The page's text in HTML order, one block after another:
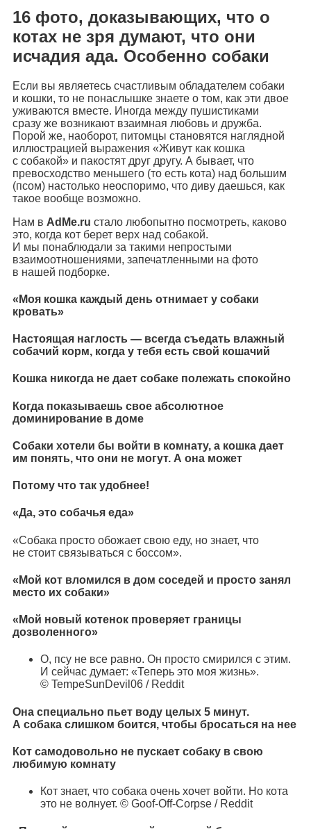
16 фото, доказывающих, что о
котах не зря думают, что они
исчадия ада. Особенно собаки
Если вы являетесь счастливым обладателем собаки
и кошки, то не понаслышке знаете о том, как эти двое
уживаются вместе. Иногда между пушистиками
сразу же возникают взаимная любовь и дружба.
Порой же, наоборот, питомцы становятся наглядной
иллюстрацией выражения «Живут как кошка
с собакой» и пакостят друг другу. А бывает, что
превосходство меньшего (то есть кота) над большим
(псом) настолько неоспоримо, что диву даешься, как
такое вообще возможно.
Нам в AdMe.ru стало любопытно посмотреть, каково
это, когда кот берет верх над собакой.
И мы понаблюдали за такими непростыми
взаимоотношениями, запечатленными на фото
в нашей подборке.
«Моя кошка каждый день отнимает у собаки
кровать»
Настоящая наглость — всегда съедать влажный
собачий корм, когда у тебя есть свой кошачий
Кошка никогда не дает собаке полежать спокойно
Когда показываешь свое абсолютное
доминирование в доме
Собаки хотели бы войти в комнату, а кошка дает
им понять, что они не могут. А она может
Потому что так удобнее!
«Да, это собачья еда»
«Собака просто обожает свою еду, но знает, что
не стоит связываться с боссом».
«Мой кот вломился в дом соседей и просто занял
место их собаки»
«Мой новый котенок проверяет границы
дозволенного»
О, псу не все равно. Он просто смирился с этим.
И сейчас думает: «Теперь это моя жизнь».
© TempeSunDevil06 / Reddit
Она специально пьет воду целых 5 минут.
А собака слишком боится, чтобы бросаться на нее
Кот самодовольно не пускает собаку в свою
любимую комнату
Кот знает, что собака очень хочет войти. Но кота
это не волнует. © Goof-Off-Corpse / Reddit